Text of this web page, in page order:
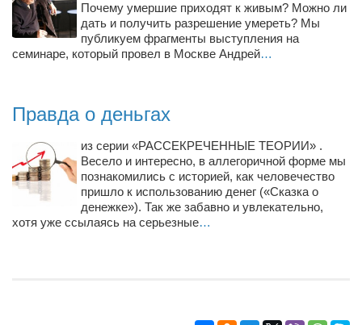
Почему умершие приходят к живым? Можно ли
дать и получить разрешение умереть? Мы
публикуем фрагменты выступления на
семинаре, который провел в Москве Андрей…
Правда о деньгах
из серии «РАССЕКРЕЧЕННЫЕ ТЕОРИИ» .
Весело и интересно, в аллегоричной форме мы
познакомились с историей, как человечество
пришло к использованию денег («Сказка о
денежке»). Так же забавно и увлекательно,
хотя уже ссылаясь на серьезные…